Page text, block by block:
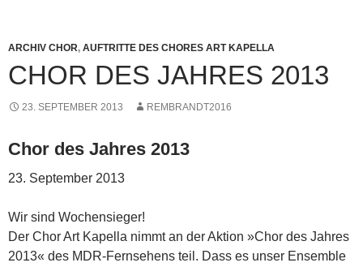
ARCHIV CHOR, AUFTRITTE DES CHORES ART KAPELLA
CHOR DES JAHRES 2013
23. SEPTEMBER 2013 REMBRANDT2016
Chor des Jahres 2013
23. September 2013
Wir sind Wochensieger!
Der Chor Art Kapella nimmt an der Aktion »Chor des Jahres
2013« des MDR-Fernsehens teil. Dass es unser Ensemble